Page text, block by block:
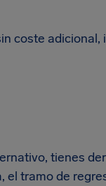
coste adicional,
tienes
el tramo de